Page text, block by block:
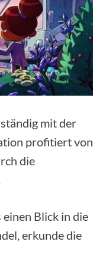
mit der
profitiert von
die
Blick in die
erkunde die